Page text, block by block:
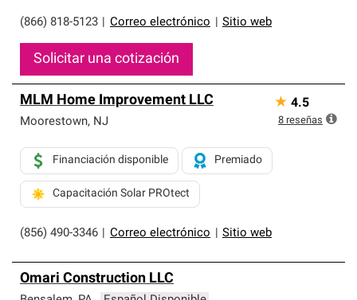
(866) 818-5123 Correo electrónico Sitio web
Solicitar una cotización
MLM Home Improvement LLC
Moorestown, NJ
(856) 490-3346 Correo electrónico Sitio web
Financiación disponible Premiado
Capacitación Solar PROtect
★ 4.5
8 reseñas
Omari Construction LLC